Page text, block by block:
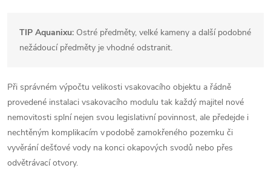
TIP Aquanixu: Ostré předměty, velké kameny a další podobné
nežádoucí předměty je vhodné odstranit.
Při správném výpočtu velikosti vsakovacího objektu a řádně
provedené instalaci vsakovacího modulu tak každý majitel nové
nemovitosti splní nejen svou legislativní povinnost, ale předejde i
nechtěným komplikacím v podobě zamokřeného pozemku či
vyvěrání dešťové vody na konci okapových svodů nebo přes
odvětrávací otvory.